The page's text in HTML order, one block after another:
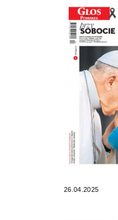
26.04.2025